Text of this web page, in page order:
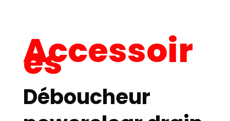
Accessoir
es
Déboucheur